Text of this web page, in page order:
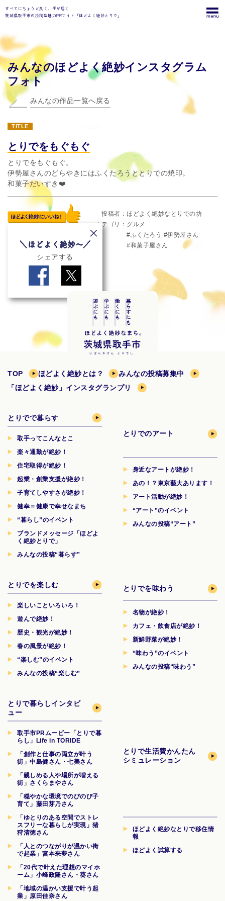
すべてにちょうど良く、手が届く
茨城県取手市の投稿型魅力PRサイト「ほどよく絶妙とりで」
みんなのほどよく絶妙インスタグラム
フォト
みんなの作品一覧へ戻る
TITLE
とりでをもぐもぐ
とりでをもぐもぐ。
伊勢屋さんのどらやきにはふくたろうととりでの焼印。
和菓子だいすき❤️
シェアする
投稿者
ほどよく絶妙なとりでの坊
カテゴリ
グルメ
ふくたろう
伊勢屋さん
和菓子屋さん
TOP ほどよく絶妙とは？
みんなの投稿募集中
「ほどよく絶妙」インスタグランプリ
とりでで暮らす
取手ってこんなとこ
楽々通勤が絶妙！
住宅取得が絶妙！
起業・創業支援が絶妙！
子育てしやすさが絶妙！
健幸＝健康で幸せなまち
“暮らし”のイベント
ブランドメッセージ「ほどよ
く絶妙とりで」
みんなの投稿“暮らす”
とりでのアート
身近なアートが絶妙！
あの！？東京藝大あります！
アート活動が絶妙！
“アート”のイベント
みんなの投稿“アート”
とりでを楽しむ
楽しいこといろいろ！
遊んで絶妙！
歴史・観光が絶妙！
春の風景が絶妙！
“楽しむ”のイベント
みんなの投稿“楽しむ”
とりでを味わう
名物が絶妙！
カフェ・飲食店が絶妙！
新鮮野菜が絶妙！
“味わう”のイベント
みんなの投稿“味わう”
とりで暮らしインタビ
ュー
取手市PRムービー「とりで暮
らし」Life in TORIDE
「創作と仕事の両立が叶う
街」中島健さん・七美さん
「親しめる人や場所が増える
街」さくらまやさん
「穏やかな環境でのびのび子
育て」藤田芽乃さん
「ゆとりのある空間でストレ
スフリーな暮らしが実現」猪
狩清徳さん
「人とのつながりが温かい街
で起業」宮本来夢さん
「20代で叶えた理想のマイホ
ーム」小峰政隆さん・葵さん
「地域の温かい支援で叶う起
業」原田佳奈さん
とりで生活費かんたん
シミュレーション
ほどよく絶妙なとりで移住情
報
ほどよく試算する